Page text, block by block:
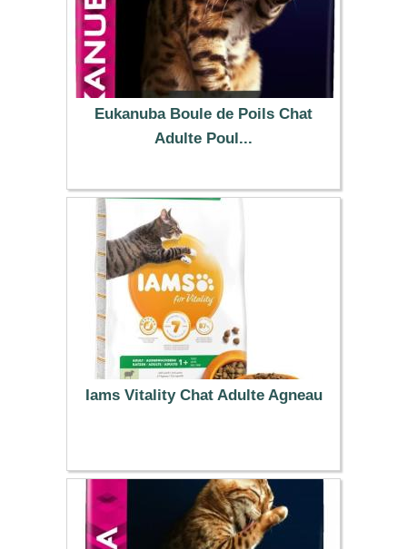
Eukanuba Boule de Poils Chat
Adulte Poul...
29.99 €
Iams Vitality Chat Adulte Agneau
30.99 €